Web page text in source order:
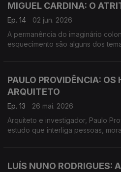
MIGUEL CARDINA: O
Ep. 14
02 jun. 2026
A permanência do imaginário
esquecimento são alguns dos
PAULO PROVIDÊNCIA: OS
ARQUITETO
Ep. 13
26 mai. 2026
Arquiteto e investigador, Paulo
estudo que interliga pessoas,
LUÍS NUNO RODRIGUES: